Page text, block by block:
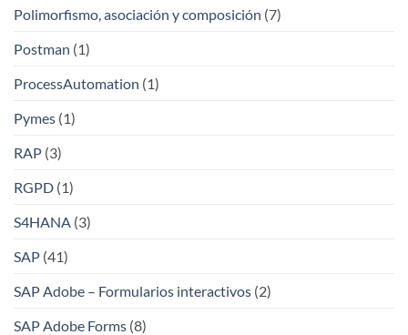
Polimorfismo, asociación y composición (7)
Postman (1)
ProcessAutomation (1)
Pymes (1)
RAP (3)
RGPD (1)
S4HANA (3)
SAP (41)
SAP Adobe – Formularios interactivos (2)
SAP Adobe Forms (8)